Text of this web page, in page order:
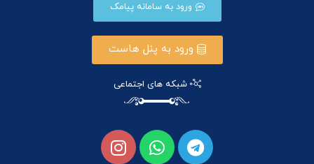
ورود به سامانه پیامک
ورود به پنل هاست
شبکه های اجتماعی